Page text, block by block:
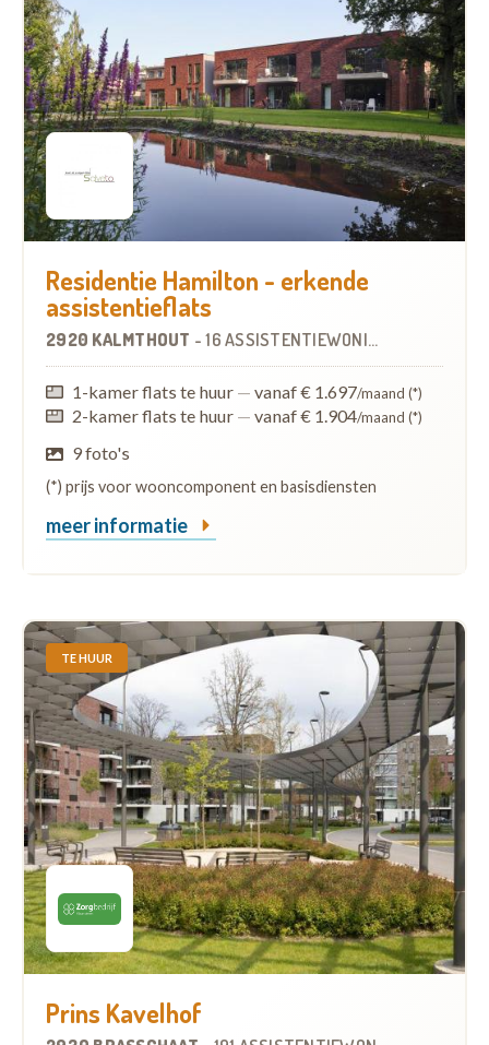
Residentie Hamilton - erkende
assistentieflats
2920 KALMTHOUT -16 ASSISTENTIEWONINGEN
1-kamer flats te huur — vanaf € 1.697/maand (*)
2-kamer flats te huur — vanaf € 1.904/maand (*)
9 foto's
(*) prijs voor wooncomponent en basisdiensten
meer informatie
TE HUUR
Prins Kavelhof